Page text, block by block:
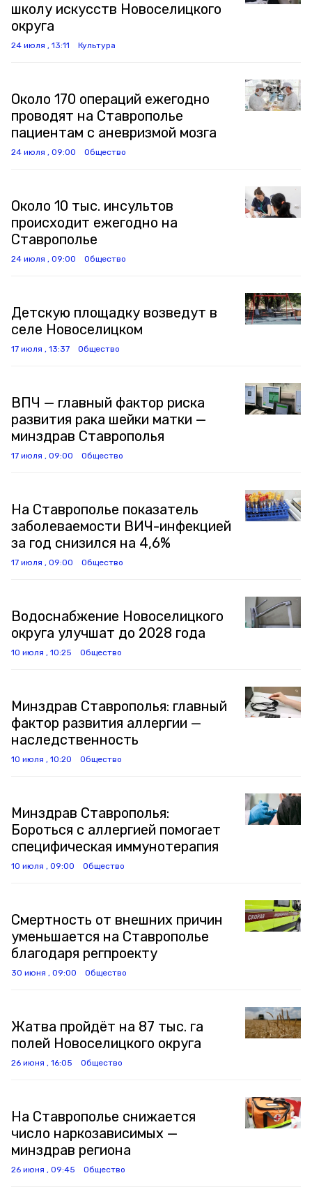
школу искусств Новоселицкого
округа
24 июля , 13:11 Культура
Около 170 операций ежегодно
проводят на Ставрополье
пациентам с аневризмой мозга
24 июля , 09:00 Общество
Около 10 тыс. инсультов
происходит ежегодно на
Ставрополье
24 июля , 09:00 Общество
Детскую площадку возведут в
селе Новоселицком
17 июля , 13:37 Общество
ВПЧ — главный фактор риска
развития рака шейки матки —
минздрав Ставрополья
17 июля , 09:00 Общество
На Ставрополье показатель
заболеваемости ВИЧ-инфекцией
за год снизился на 4,6%
17 июля , 09:00 Общество
Водоснабжение Новоселицкого
округа улучшат до 2028 года
10 июля , 10:25 Общество
Минздрав Ставрополья: главный
фактор развития аллергии —
наследственность
10 июля , 10:20 Общество
Минздрав Ставрополья:
Бороться с аллергией помогает
специфическая иммунотерапия
10 июля , 09:00 Общество
Смертность от внешних причин
уменьшается на Ставрополье
благодаря регпроекту
30 июня , 09:00 Общество
Жатва пройдёт на 87 тыс. га
полей Новоселицкого округа
26 июня , 16:05 Общество
На Ставрополье снижается
число наркозависимых —
минздрав региона
26 июня , 09:45 Общество